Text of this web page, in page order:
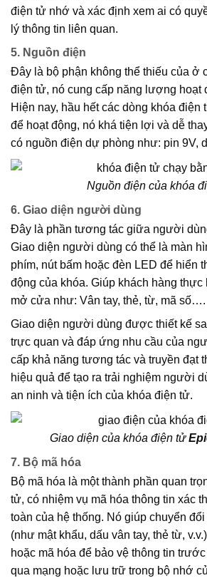
điện tử nhớ và xác định xem ai có
lý thông tin liên quan.
5. Nguồn điện
Đây là bộ phận không thể thiếu của ở
điện tử, nó cung cấp năng lượng hoạt
Hiện nay, hầu hết các dòng khóa điện
để hoạt động, nó khá tiện lợi và dễ
có nguồn điện dự phòng như: pin 9V,
Nguồn điện của khóa
6. Giao diện người dùng
Đây là phần tương tác giữa người
Giao diện người dùng có thể là màn
phím, nút bấm hoặc đèn LED để hiển
động của khóa. Giúp khách hàng thực
mở cửa như: Vân tay, thẻ, từ, mã số….
Giao diện người dùng được thiết kế
trực quan và đáp ứng nhu cầu của
cấp khả năng tương tác và truyền đạt
hiệu quả để tạo ra trải nghiệm người
an ninh và tiện ích của khóa điện tử.
Giao diện của khóa điện tử
7. Bộ mã hóa
Bộ mã hóa là một thành phần quan
tử, có nhiệm vụ mã hóa thông tin xác
toàn của hệ thống. Nó giúp chuyển
(như mật khẩu, dấu vân tay, thẻ từ,
hoặc mã hóa để bảo vệ thông tin
qua mạng hoặc lưu trữ trong bộ nhớ